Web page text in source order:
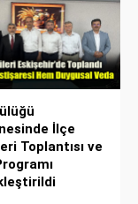
İlçe
Toplantısı ve